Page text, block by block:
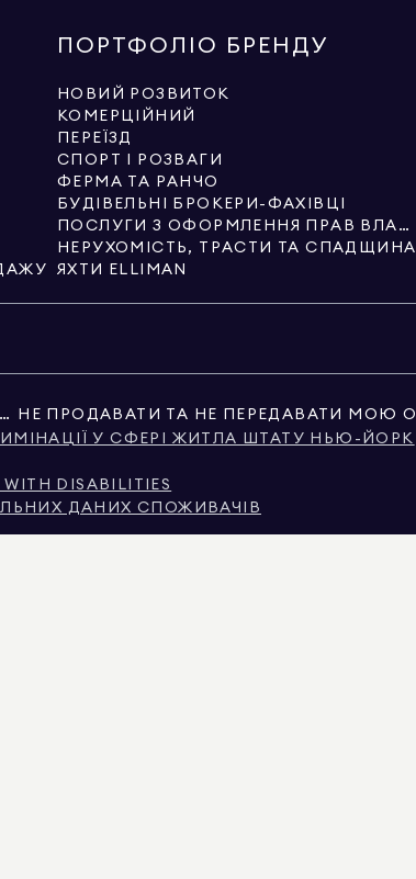
ПОРТФОЛІО БРЕНДУ
НОВИЙ РОЗВИТОК
КОМЕРЦІЙНИЙ
ПЕРЕЇЗД
СПОРТ І РОЗВАГИ
ФЕРМА ТА РАНЧО
БУДІВЕЛЬНІ БРОКЕРИ-ФАХІВЦІ
ПОСЛУГИ З ОФОРМЛЕННЯ ПРАВ ВЛАСНОСТІ
НЕРУХОМІСТЬ, ТРАСТИ ТА СПАДЩИНА
ЯХТИ ELLIMAN
НАЛАШТУВАННЯ ФАЙЛІВ COOKIE
У СФЕРІ ЖИТЛА ШТАТУ НЬЮ-ЙОРК
WITH DISABILITIES
ДАНИХ СПОЖИВАЧІВ